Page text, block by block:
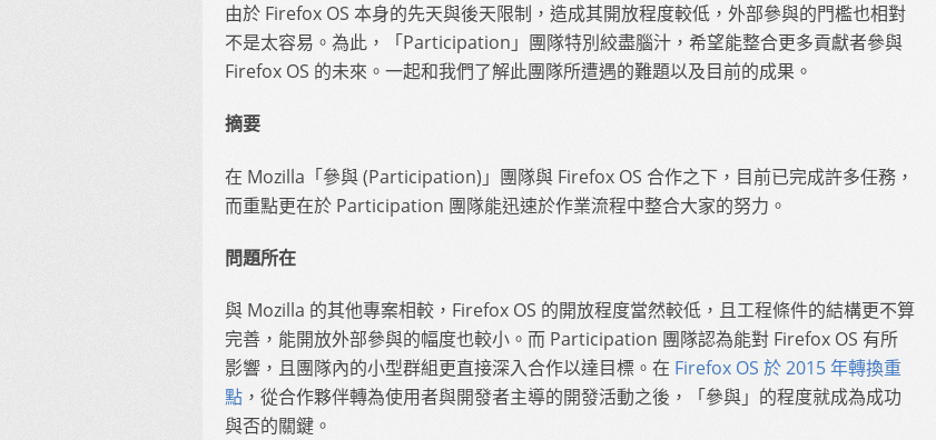
由於 Firefox OS 本身的先天與後天限制，造成其開放程度較低，外部參與的門檻也相對
不是太容易。為此，「Participation」團隊特別絞盡腦汁，希望能整合更多貢獻者參與
Firefox OS 的未來。一起和我們了解此團隊所遭遇的難題以及目前的成果。
摘要
在 Mozilla「參與 (Participation)」團隊與 Firefox OS 合作之下，目前已完成許多任務，
而重點更在於 Participation 團隊能迅速於作業流程中整合大家的努力。
問題所在
與 Mozilla 的其他專案相較，Firefox OS 的開放程度當然較低，且工程條件的結構更不算
完善，能開放外部參與的幅度也較小。而 Participation 團隊認為能對 Firefox OS 有所
影響，且團隊內的小型群組更直接深入合作以達目標。在 Firefox OS 於 2015 年轉換重
點 ，從合作夥伴轉為使用者與開發者主導的開發活動之後，「參與」的程度就成為成功
與否的關鍵。